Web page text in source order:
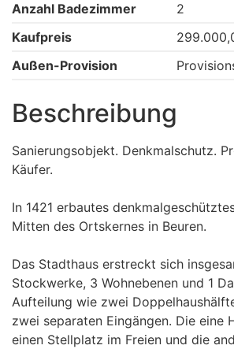
Anzahl Badezimmer
2
Kaufpreis
Außen-Provision
Beschreibung
Sanierungsobjekt. Denkmalschutz.
Käufer.
In 1421 erbautes
Mitten des Ortskernes in Beuren.
Das Stadthaus erstreckt sich
Stockwerke, 3 Wohnebenen und 1
Aufteilung wie zwei
zwei separaten Eingängen. Die eine
einen Stellplatz im Freien und die